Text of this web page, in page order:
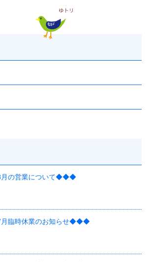
の営業について◆◆◆
臨時休業のお知らせ◆◆◆